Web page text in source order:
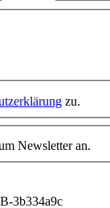
zu.
Newsletter an.